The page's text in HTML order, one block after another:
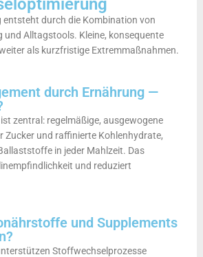
entsteht durch die Kombination von
und Alltagstools. Kleine, konsequente
als kurzfristige Extremmaßnahmen.
durch Ernährung —
zentral: regelmäßige, ausgewogene
Zucker und raffinierte Kohlenhydrate,
in jeder Mahlzeit. Das
und reduziert
und Supplements
Stoffwechselprozesse